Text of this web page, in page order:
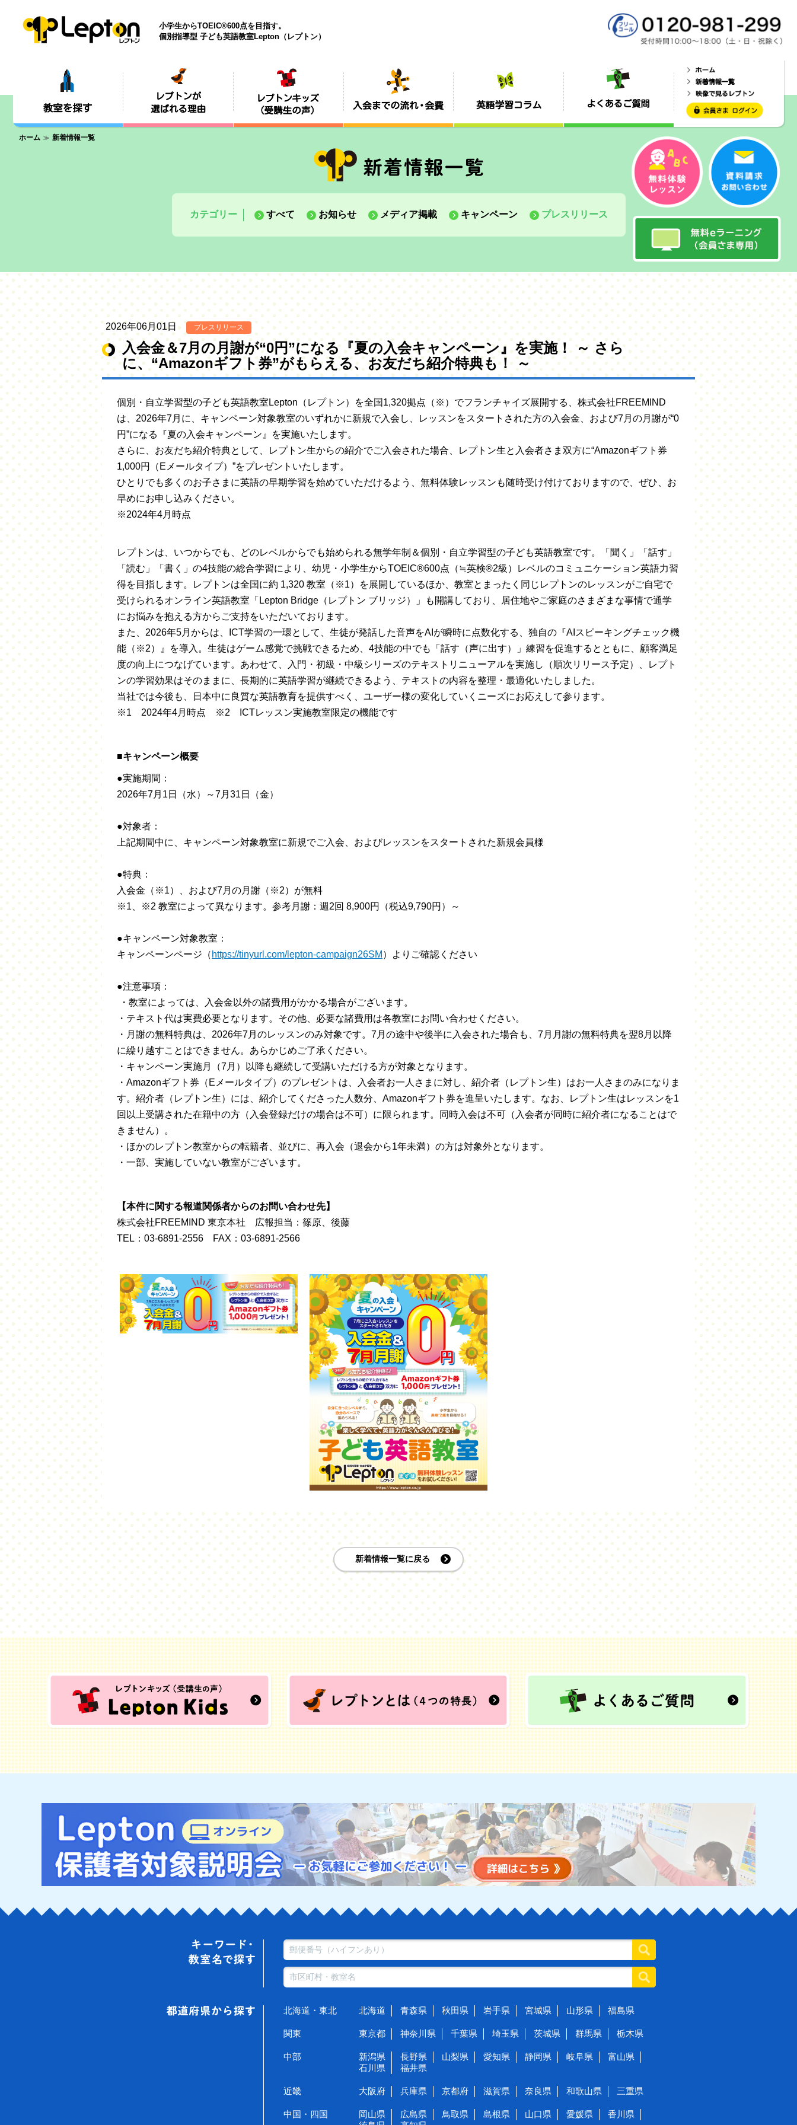
小学生からTOEIC®600点を目指す。
個別指導型 子ども英語教室Lepton（レプトン）
ホーム 新着情報一覧
カテゴリー すべて お知らせ メディア掲載 キャンペーン プレスリリース
2026年06月01日 プレスリリース
入会金＆7月の月謝が“0円”になる『夏の入会キャンペーン』を実施！ ～ さら
に、“Amazonギフト券”がもらえる、お友だち紹介特典も！ ～
個別・自立学習型の子ども英語教室Lepton（レプトン）を全国1,320拠点（※）でフランチャイズ展開する、株式会社FREEMIND
は、2026年7月に、キャンペーン対象教室のいずれかに新規で入会し、レッスンをスタートされた方の入会金、および7月の月謝が“0
円”になる『夏の入会キャンペーン』を実施いたします。
さらに、お友だち紹介特典として、レプトン生からの紹介でご入会された場合、レプトン生と入会者さま双方に“Amazonギフト券
1,000円（Eメールタイプ）”をプレゼントいたします。
ひとりでも多くのお子さまに英語の早期学習を始めていただけるよう、無料体験レッスンも随時受け付けておりますので、ぜひ、お
早めにお申し込みください。
※2024年4月時点
レプトンは、いつからでも、どのレベルからでも始められる無学年制＆個別・自立学習型の子ども英語教室です。「聞く」「話す」
「読む」「書く」の4技能の総合学習により、幼児・小学生からTOEIC®600点（≒英検®2級）レベルのコミュニケーション英語力習
得を目指します。レプトンは全国に約 1,320 教室（※1）を展開しているほか、教室とまったく同じレプトンのレッスンがご自宅で
受けられるオンライン英語教室「Lepton Bridge（レプトン ブリッジ）」も開講しており、居住地やご家庭のさまざまな事情で通学
にお悩みを抱える方からご支持をいただいております。
また、2026年5月からは、ICT学習の一環として、生徒が発話した音声をAIが瞬時に点数化する、独自の『AIスピーキングチェック機
能（※2）』を導入。生徒はゲーム感覚で挑戦できるため、4技能の中でも「話す（声に出す）」練習を促進するとともに、顧客満足
度の向上につなげています。あわせて、入門・初級・中級シリーズのテキストリニューアルを実施し（順次リリース予定）、レプト
ンの学習効果はそのままに、長期的に英語学習が継続できるよう、テキストの内容を整理・最適化いたしました。
当社では今後も、日本中に良質な英語教育を提供すべく、ユーザー様の変化していくニーズにお応えして参ります。
※1 2024年4月時点 ※2 ICTレッスン実施教室限定の機能です
■キャンペーン概要
●実施期間：
2026年7月1日（水）～7月31日（金）
●対象者：
上記期間中に、キャンペーン対象教室に新規でご入会、およびレッスンをスタートされた新規会員様
●特典：
入会金（※1）、および7月の月謝（※2）が無料
※1、※2 教室によって異なります。参考月謝：週2回 8,900円（税込9,790円）～
●キャンペーン対象教室：
キャンペーンページ（ https://tinyurl.com/lepton-campaign26SM ）よりご確認ください
●注意事項：
・教室によっては、入会金以外の諸費用がかかる場合がございます。
・テキスト代は実費必要となります。その他、必要な諸費用は各教室にお問い合わせください。
・月謝の無料特典は、2026年7月のレッスンのみ対象です。7月の途中や後半に入会された場合も、7月月謝の無料特典を翌8月以降
に繰り越すことはできません。あらかじめご了承ください。
・キャンペーン実施月（7月）以降も継続して受講いただける方が対象となります。
・Amazonギフト券（Eメールタイプ）のプレゼントは、入会者お一人さまに対し、紹介者（レプトン生）はお一人さまのみになりま
す。紹介者（レプトン生）には、紹介してくださった人数分、Amazonギフト券を進呈いたします。なお、レプトン生はレッスンを1
回以上受講された在籍中の方（入会登録だけの場合は不可）に限られます。同時入会は不可（入会者が同時に紹介者になることはで
きません）。
・ほかのレプトン教室からの転籍者、並びに、再入会（退会から1年未満）の方は対象外となります。
・一部、実施していない教室がございます。
【本件に関する報道関係者からのお問い合わせ先】
株式会社FREEMIND 東京本社 広報担当：篠原、後藤
TEL：03-6891-2556 FAX：03-6891-2566
新着情報一覧に戻る
北海道・東北 北海道 青森県 秋田県 岩手県 宮城県 山形県 福島県
関東 東京都 神奈川県 千葉県 埼玉県 茨城県 群馬県 栃木県
中部 新潟県 長野県 山梨県 愛知県 静岡県 岐阜県
富山県
石川県
福井県
近畿 大阪府 兵庫県 京都府 滋賀県 奈良県 和歌山県 三重県
中国・四国 岡山県 広島県 鳥取県 島根県 山口県 愛媛県
香川県